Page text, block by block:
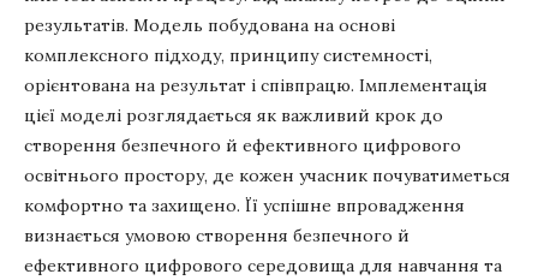
результатів. Модель побудована на основі
комплексного підходу, принципу системності,
орієнтована на результат і співпрацю. Імплементація
цієї моделі розглядається як важливий крок до
створення безпечного й ефективного цифрового
освітнього простору, де кожен учасник почуватиметься
комфортно та захищено. Її успішне впровадження
визнається умовою створення безпечного й
ефективного цифрового середовища для навчання та